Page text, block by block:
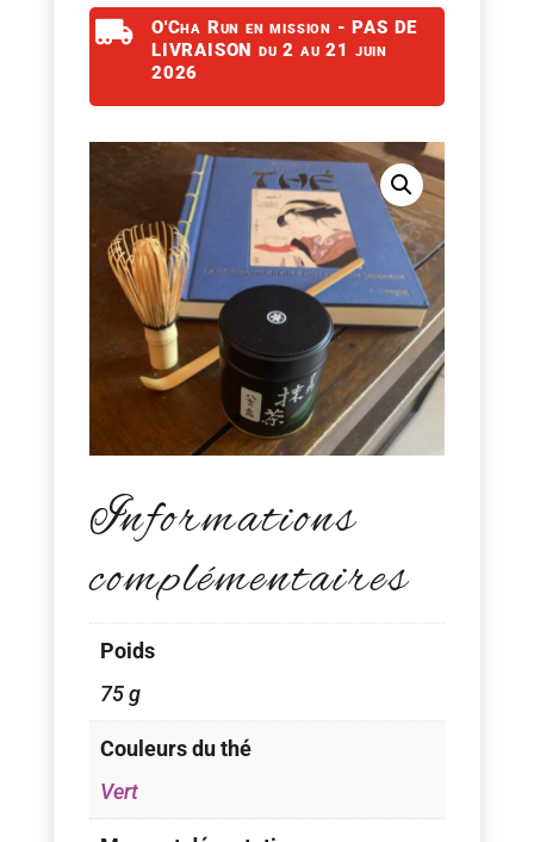

O'Cha Run en mission - PAS DE
LIVRAISON du 2 au 21 juin
2026
Informations
complémentaires
Poids
75 g
Couleurs du thé
Vert